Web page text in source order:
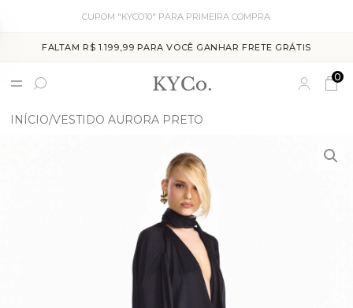
CUPOM "KYCO10" PARA PRIMEIRA COMPRA
FALTAM R$ 1.199,99 PARA VOCÊ GANHAR FRETE GRÁTIS
0
INÍCIO VESTIDO AURORA PRETO